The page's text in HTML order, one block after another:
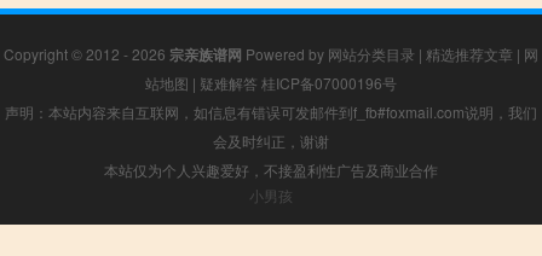
Copyright © 2012 - 2026 宗亲族谱网 Powered by 网站分类目录 | 精选推荐文章 | 网
站地图 | 疑难解答 桂ICP备07000196号
声明：本站内容来自互联网，如信息有错误可发邮件到f_fb#foxmail.com说明，我们
会及时纠正，谢谢
本站仅为个人兴趣爱好，不接盈利性广告及商业合作
小男孩